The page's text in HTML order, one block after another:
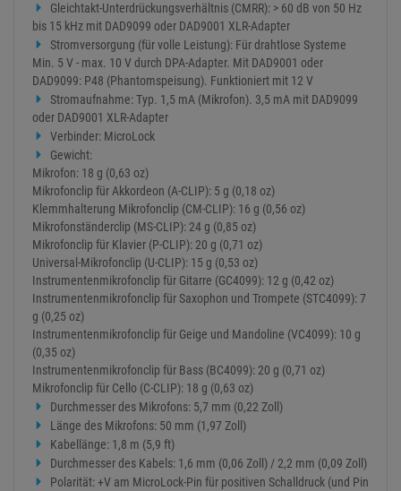
Gleichtakt-Unterdrückungsverhältnis (CMRR): > 60 dB von 50 Hz
bis 15 kHz mit DAD9099 oder DAD9001 XLR-Adapter
Stromversorgung (für volle Leistung): Für drahtlose Systeme
Min. 5 V - max. 10 V durch DPA-Adapter. Mit DAD9001 oder
DAD9099: P48 (Phantomspeisung). Funktioniert mit 12 V
Stromaufnahme: Typ. 1,5 mA (Mikrofon). 3,5 mA mit DAD9099
oder DAD9001 XLR-Adapter
Verbinder: MicroLock
Gewicht:
Mikrofon: 18 g (0,63 oz)
Mikrofonclip für Akkordeon (A-CLIP): 5 g (0,18 oz)
Klemmhalterung Mikrofonclip (CM-CLIP): 16 g (0,56 oz)
Mikrofonständerclip (MS-CLIP): 24 g (0,85 oz)
Mikrofonclip für Klavier (P-CLIP): 20 g (0,71 oz)
Universal-Mikrofonclip (U-CLIP): 15 g (0,53 oz)
Instrumentenmikrofonclip für Gitarre (GC4099): 12 g (0,42 oz)
Instrumentenmikrofonclip für Saxophon und Trompete (STC4099): 7
g (0,25 oz)
Instrumentenmikrofonclip für Geige und Mandoline (VC4099): 10 g
(0,35 oz)
Instrumentenmikrofonclip für Bass (BC4099): 20 g (0,71 oz)
Mikrofonclip für Cello (C-CLIP): 18 g (0,63 oz)
Durchmesser des Mikrofons: 5,7 mm (0,22 Zoll)
Länge des Mikrofons: 50 mm (1,97 Zoll)
Kabellänge: 1,8 m (5,9 ft)
Durchmesser des Kabels: 1,6 mm (0,06 Zoll) / 2,2 mm (0,09 Zoll)
Polarität: +V am MicroLock-Pin für positiven Schalldruck (und Pin